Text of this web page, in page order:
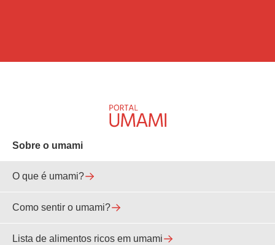
Sobre o umami
O que é umami?
Como sentir o umami?
Lista de alimentos ricos em umami